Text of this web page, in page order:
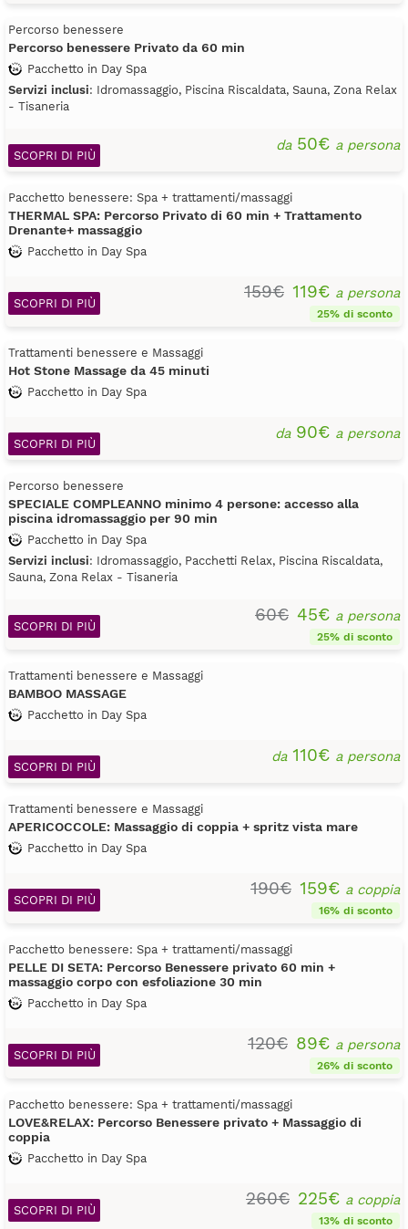
Percorso benessere
Percorso benessere Privato da 60 min
Pacchetto in Day Spa
Servizi inclusi: Idromassaggio, Piscina Riscaldata, Sauna, Zona Relax
- Tisaneria
da50€ a persona
SCOPRI DI PIÙ
Pacchetto benessere: Spa + trattamenti/massaggi
THERMAL SPA: Percorso Privato di 60 min + Trattamento
Drenante+ massaggio
Pacchetto in Day Spa
159€ 119€ a persona
25% di sconto
SCOPRI DI PIÙ
Trattamenti benessere e Massaggi
Hot Stone Massage da 45 minuti
Pacchetto in Day Spa
da90€ a persona
SCOPRI DI PIÙ
Percorso benessere
SPECIALE COMPLEANNO minimo 4 persone: accesso alla
piscina idromassaggio per 90 min
Pacchetto in Day Spa
Servizi inclusi: Idromassaggio, Pacchetti Relax, Piscina Riscaldata,
Sauna, Zona Relax - Tisaneria
60€ 45€ a persona
25% di sconto
SCOPRI DI PIÙ
Trattamenti benessere e Massaggi
BAMBOO MASSAGE
Pacchetto in Day Spa
da110€ a persona
SCOPRI DI PIÙ
Trattamenti benessere e Massaggi
APERICOCCOLE: Massaggio di coppia + spritz vista mare
Pacchetto in Day Spa
190€ 159€ a coppia
16% di sconto
SCOPRI DI PIÙ
Pacchetto benessere: Spa + trattamenti/massaggi
PELLE DI SETA: Percorso Benessere privato 60 min +
massaggio corpo con esfoliazione 30 min
Pacchetto in Day Spa
120€ 89€ a persona
26% di sconto
SCOPRI DI PIÙ
Pacchetto benessere: Spa + trattamenti/massaggi
LOVE&RELAX: Percorso Benessere privato + Massaggio di
coppia
Pacchetto in Day Spa
260€ 225€ a coppia
13% di sconto
SCOPRI DI PIÙ